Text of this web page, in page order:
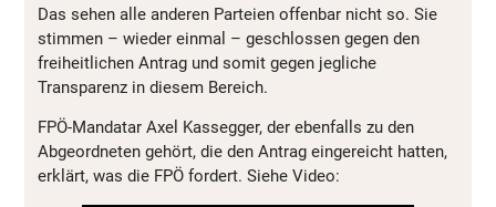
Das sehen alle anderen Parteien offenbar nicht so. Sie
stimmen – wieder einmal – geschlossen gegen den
freiheitlichen Antrag und somit gegen jegliche
Transparenz in diesem Bereich.
FPÖ-Mandatar Axel Kassegger, der ebenfalls zu den
Abgeordneten gehört, die den Antrag eingereicht hatten,
erklärt, was die FPÖ fordert. Siehe Video: